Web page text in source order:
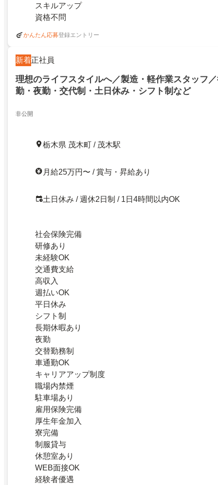
スキルアップ
資格不問
かんたん応募登録エントリー
新着正社員
理想のライフスタイルへ／製造・軽作業スタッフ
勤・夜勤・交代制・土日休み・シフト制など
非公開
栃木県 茂木町 / 茂木駅
月給25万円〜 / 賞与・昇給あり
土日休み / 週休2日制 / 1日4時間以内OK
社会保険完備
研修あり
未経験OK
交通費支給
高収入
週払いOK
平日休み
シフト制
長期休暇あり
夜勤
交替勤務制
車通勤OK
キャリアアップ制度
職場内禁煙
駐車場あり
雇用保険完備
厚生年金加入
寮完備
制服貸与
休憩室あり
WEB面接OK
経験者優遇